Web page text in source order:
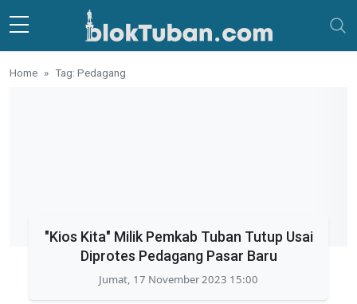
Skip to main content
Home Tag: Pedagang
"Kios Kita" Milik Pemkab Tuban Tutup Usai
Diprotes Pedagang Pasar Baru
Jumat, 17 November 2023 15:00